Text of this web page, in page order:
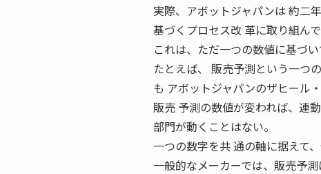
実際、アボットジャパンは 約二
基づくプロセス改 革に取り組ん
これは、ただ一つの数値に基づ
たとえば、 販売予測という一つ
も アボットジャパンのザヒール
販売 予測の数値が変われば、連
部門が動くことはない。
一つの数字を共 通の軸に据えて
一般的なメーカーでは、販売予